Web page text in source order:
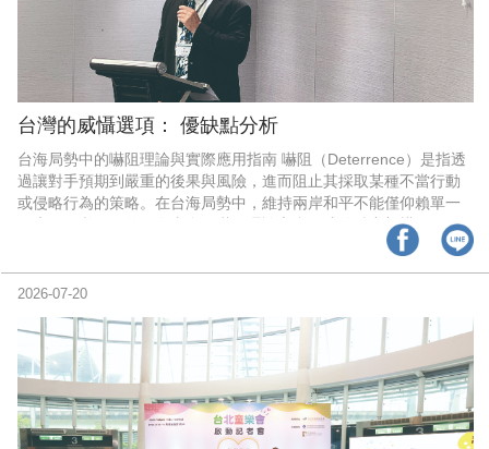
台灣的威懾選項： 優缺點分析
台海局勢中的嚇阻理論與實際應用指南 嚇阻（Deterrence）是指透
過讓對手預期到嚴重的後果與風險，進而阻止其採取某種不當行動
或侵略行為的策略。在台海局勢中，維持兩岸和平不能僅仰賴單一
因素，而必須仰賴一套由多種嚇阻理論交織而成的精密架構。
2026-07-20